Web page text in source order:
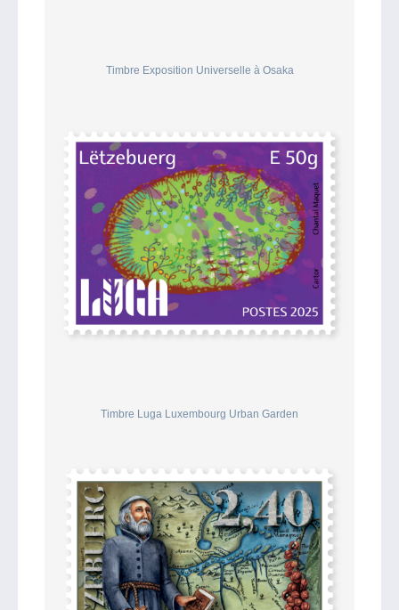
Timbre Exposition Universelle à Osaka
Timbre Luga Luxembourg Urban Garden